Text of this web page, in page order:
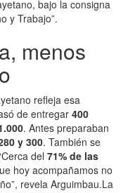
bajo la consigna
y Trabajo”.
menos
refleja esa
de entregar 400
. Antes preparaban
y 300. También se
del 71% de las
hoy acompañamos no
revela Arguimbau.La